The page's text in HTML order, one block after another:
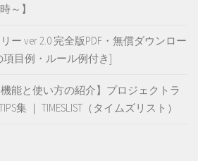
～】
ー ver 2.0 完全版PDF・無償ダウンロー
項目例・ルール例付き]
機能と使い方の紹介】プロジェクトラ
集 ｜ TIMESLIST（タイムズリスト）